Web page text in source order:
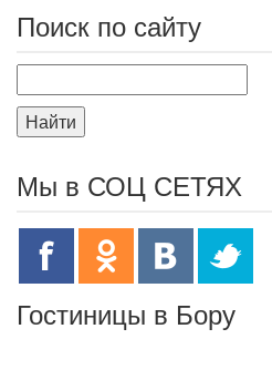
Поиск по сайту
Найти
Мы в СОЦ СЕТЯХ
Гостиницы в Бору